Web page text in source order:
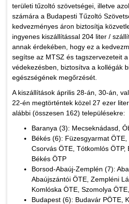
területi tűzoltó szövetségei, illetve
számára a Budapesti Tűzoltó
kedvezményes áron biztosítja
ingyenes kiszállítással 204 liter /
annak érdekében, hogy ez a
segítse az MTSZ és tagszervezeteit
védekezésben, biztosítva a kollégák
egészségének megőrzését.
A kiszállítások április 28-án, 30-án,
22-én megtörténtek közel 27 ezer
alábbi (összesen 162) településekre:
Baranya (3): Mecseknádasd,
Békés (6): Füzesgyarmat ÖTE,
Csorvás ÖTE, Tótkomlós ÖTP,
Békés ÖTP
Borsod-Abaúj-Zemplén (7):
Abaújszántói ÖTE, Zempléni
Komlóska ÖTE, Szomolya
Budapest (6): Budavár PÖTE,